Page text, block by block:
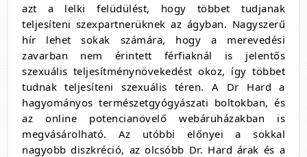
azt a lelki felüdülést, hogy többet tudjanak
teljesíteni szexpartnerüknek az ágyban. Nagyszerű
hír lehet sokak számára, hogy a merevedési
zavarban nem érintett férfiaknál is jelentős
szexuális teljesítménynövekedést okoz, így többet
tudnak teljesíteni szexuális téren. A Dr Hard a
hagyományos természetgyógyászati boltokban, és
az online potencianövelő webáruházakban is
megvásárolható. Az utóbbi előnyei a sokkal
nagyobb diszkréció, az olcsóbb Dr. Hard árak és a